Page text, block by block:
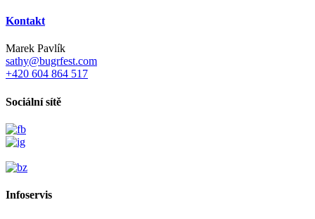
Kontakt
Marek Pavlík
sathy@bugrfest.com
+420 604 864 517
Sociální sítě
Infoservis